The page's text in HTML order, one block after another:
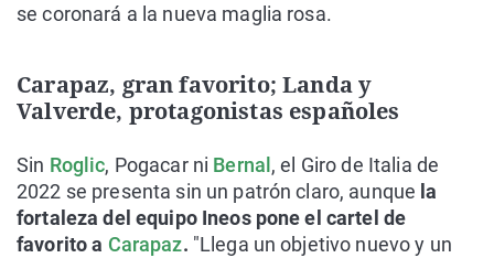
se coronará a la nueva maglia rosa.
Carapaz, gran favorito; Landa y
Valverde, protagonistas españoles
Sin Roglic, Pogacar ni Bernal , el Giro de Italia de
2022 se presenta sin un patrón claro, aunque la
fortaleza del equipo Ineos pone el cartel de
favorito a Carapaz. "Llega un objetivo nuevo y un